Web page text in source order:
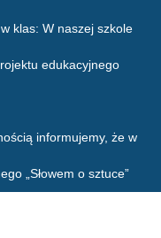
klas: W naszej szkole
edukacyjnego
informujemy, że w
„Słowem o sztuce”